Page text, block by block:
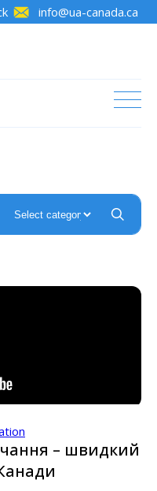
info@ua-canada.ca
– швидкий